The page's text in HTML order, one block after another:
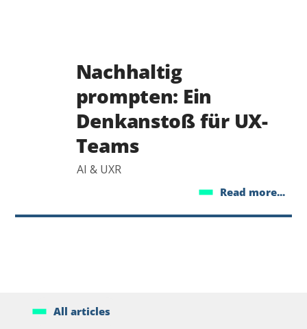
Nachhaltig
prompten: Ein
Denkanstoß für UX-
Teams
AI & UXR
Read more...
All articles